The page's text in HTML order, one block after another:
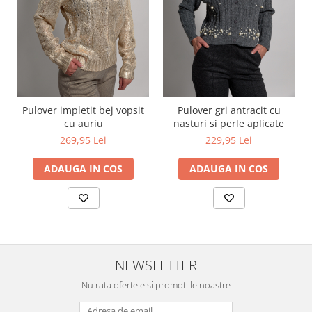
Pulover impletit bej vopsit
cu auriu
269,95 Lei
ADAUGA IN COS
Pulover gri antracit cu
nasturi si perle aplicate
229,95 Lei
ADAUGA IN COS
NEWSLETTER
Nu rata ofertele si promotiile noastre